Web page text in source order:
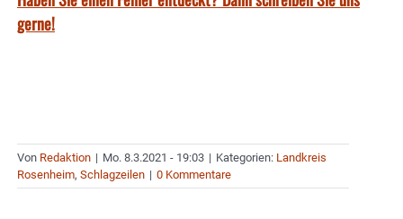
gerne!
Von Redaktion | Mo. 8.3.2021 - 19:03 | Kategorien: Landkreis
Rosenheim, Schlagzeilen | 0 Kommentare